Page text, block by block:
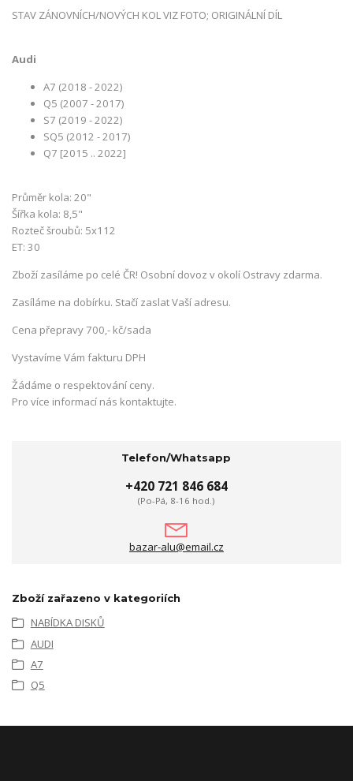
STAV ZÁNOVNÍCH/NOVÝCH KOL VIZ FOTO; ORIGINÁLNÍ DÍL
Audi
A7 (2018 - 2022)
Q5 (2007 - 2017)
S7 (2019 - 2022)
SQ5 (2012 - 2017)
Q7 [2015 .. 2022]
Průměr kola: 20"
Šířka kola: 8,5"
Rozteč šroubů: 5x112
ET: 30
Zboží zasíláme po celé ČR! Osobní dovoz v okolí Ostravy zdarma.
Zasíláme na dobírku. Stačí zaslat Vaší adresu.
Cena přepravy 700,- kč/sada
Vystavíme Vám fakturu DPH
Žádáme o respektování ceny.
Pro více informací nás kontaktujte.
Telefon/Whatsapp
+420 721 846 684
(Po-Pá, 8-16 hod.)
bazar-alu@email.cz
Zboží zařazeno v kategoriích
NABÍDKA DISKŮ
AUDI
A7
Q5